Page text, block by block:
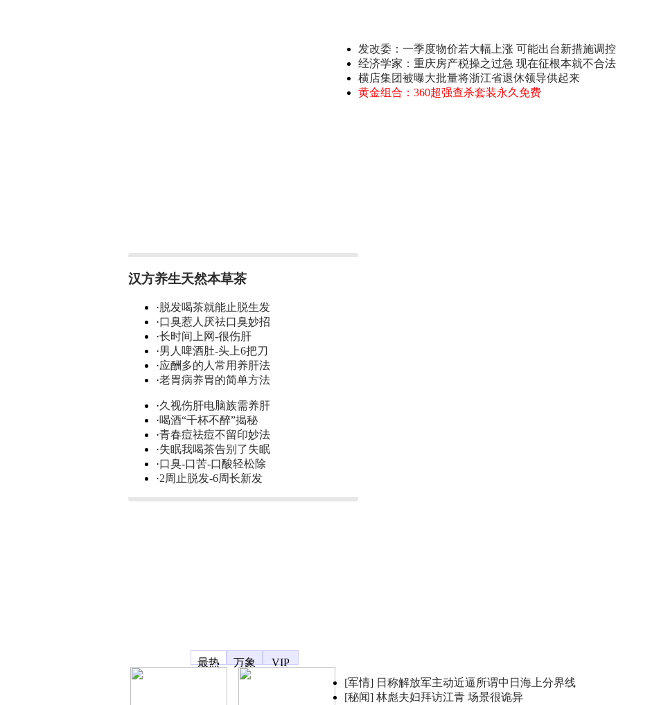
发改委：一季度物价若大幅上涨 可能出台新措施调控
经济学家：重庆房产税操之过急 现在征根本就不合法
横店集团被曝大批量将浙江省退休领导供起来
黄金组合：360超强查杀套装永久免费
汉方养生天然本草茶
·脱发喝茶就能止脱生发
·口臭惹人厌祛口臭妙招
·长时间上网-很伤肝
·男人啤酒肚-头上6把刀
·应酬多的人常用养肝法
·老胃病养胃的简单方法
·久视伤肝电脑族需养肝
·喝酒“千杯不醉”揭秘
·青春痘祛痘不留印妙法
·失眠我喝茶告别了失眠
·口臭-口苦-口酸轻松除
·2周止脱发-6周长新发
最热
万象
VIP
[军情] 日称解放军主动近逼所谓中日海上分界线
[秘闻] 林彪夫妇拜访江青 场景很诡异